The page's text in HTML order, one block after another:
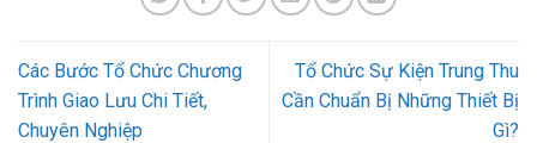
Các Bước Tổ Chức Chương
Trình Giao Lưu Chi Tiết,
Chuyên Nghiệp
Tổ Chức Sự Kiện Trung Thu
Cần Chuẩn Bị Những Thiết Bị
Gì?